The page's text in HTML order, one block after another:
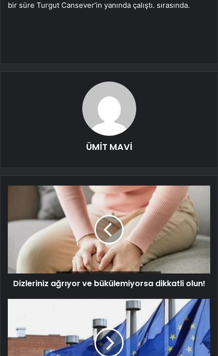
bir süre Turgut Cansever’in yanında çalıştı. sırasında.
ÜMİT MAVİ
Dizleriniz ağrıyor ve bükülemiyorsa dikkatli olun!